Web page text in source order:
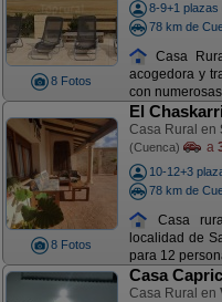
8 Fotos
8-9+1 plazas
78 km de
Casa
acogedora y
con
8 Fotos
El
Casa Rural en
(Cuenca) a
10-12+3
78 km de
Casa
localidad de
para 12
Casa
Casa Rural en